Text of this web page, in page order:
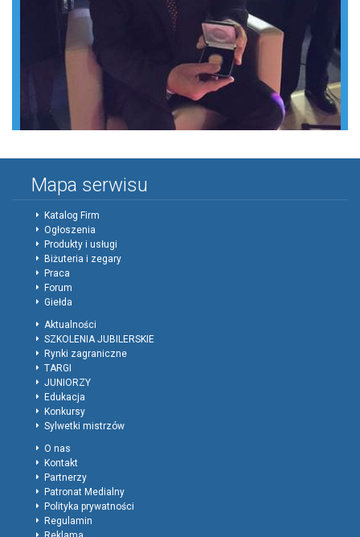
Mapa serwisu
Katalog Firm
Ogłoszenia
Produkty i usługi
Biżuteria i zegary
Praca
Forum
Giełda
Aktualności
SZKOLENIA JUBILERSKIE
Rynki zagraniczne
TARGI
JUNIORZY
Edukacja
Konkursy
Sylwetki mistrzów
O nas
Kontakt
Partnerzy
Patronat Medialny
Polityka prywatności
Regulamin